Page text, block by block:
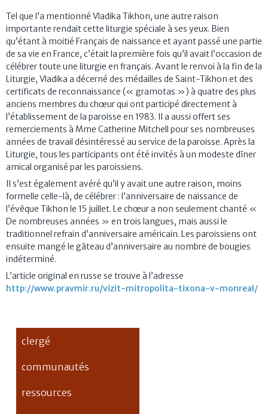
Tel que l’a mentionné Vladika Tikhon, une autre raison
importante rendait cette liturgie spéciale à ses yeux. Bien
qu’étant à moitié Français de naissance et ayant passé une partie
de sa vie en France, c’était la première fois qu’il avait l’occasion de
célébrer toute une liturgie en français. Avant le renvoi à la fin de la
Liturgie, Vladika a décerné des médailles de Saint-Tikhon et des
certificats de reconnaissance (« gramotas ») à quatre des plus
anciens membres du chœur qui ont participé directement à
l’établissement de la paroisse en 1983. Il a aussi offert ses
remerciements à Mme Catherine Mitchell pour ses nombreuses
années de travail désintéressé au service de la paroisse. Après la
Liturgie, tous les participants ont été invités à un modeste dîner
amical organisé par les paroissiens.
Il s’est également avéré qu’il y avait une autre raison, moins
formelle celle-là, de célébrer : l’anniversaire de naissance de
l’évêque Tikhon le 15 juillet. Le chœur a non seulement chanté «
De nombreuses années » en trois langues, mais aussi le
traditionnel refrain d’anniversaire américain. Les paroissiens ont
ensuite mangé le gâteau d’anniversaire au nombre de bougies
indéterminé.
L’article original en russe se trouve à l’adresse
http://www.pravmir.ru/vizit-mitropolita-tixona-v-monreal/
clergé
communautés
ressources